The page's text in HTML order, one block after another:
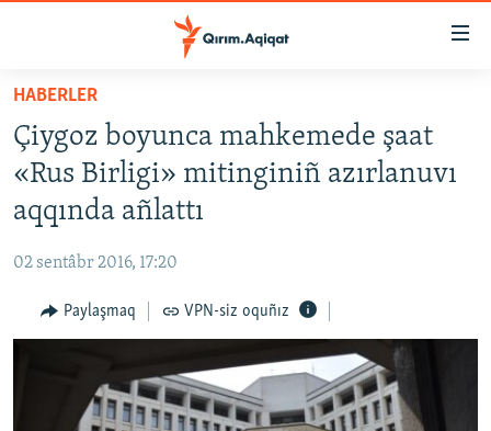
Esas
qaytmaq
Baş
navigatsiyağa
qaytmaq
Qıdıruvğa
SİYASET
İQTİSADİYAT
MEDENİYET
İNSAN AQLARI
HABERLER
Çiygoz boyunca mahkemede şaat
«Rus Birligi» mitinginiñ azırlanuvı
aqqında añlattı
02 sentâbr 2016, 17:20
Paylaşmaq VPN-siz oquñız